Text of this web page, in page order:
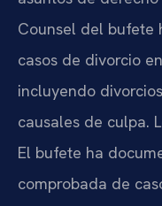
Counsel del bufete
casos de divorcio
incluyendo
causales de culpa.
El bufete ha
comprobada de